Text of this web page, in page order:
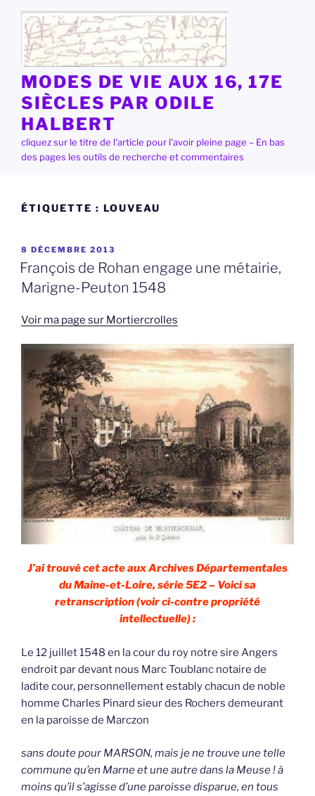
contenu
principal
MODES DE VIE AUX 16, 17E
SIÈCLES PAR ODILE
HALBERT
cliquez sur le titre de l'article pour l'avoir pleine page – En bas
des pages les outils de recherche et commentaires
ÉTIQUETTE : LOUVEAU
PUBLIÉ
LE
8 DÉCEMBRE 2013
François de Rohan engage une métairie,
Marigne-Peuton 1548
Voir ma page sur Mortiercrolles
J’ai trouvé cet acte aux Archives Départementales
du Maine-et-Loire, série 5E2 – Voici sa
retranscription (voir ci-contre propriété
intellectuelle) :
Le 12 juillet 1548 en la cour du roy notre sire Angers
endroit par devant nous Marc Toublanc notaire de
ladite cour, personnellement estably chacun de noble
homme Charles Pinard sieur des Rochers demeurant
en la paroisse de Marczon
sans doute pour MARSON, mais je ne trouve une telle
commune qu’en Marne et une autre dans la Meuse ! à
moins qu’il s’agisse d’une paroisse disparue, en tous